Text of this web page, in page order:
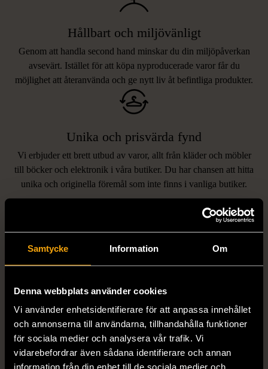
Samtycke Information Om
Denna webbplats använder cookies
Vi använder enhetsidentifierare för att anpassa innehållet
och annonserna till användarna, tillhandahålla funktioner
för sociala medier och analysera vår trafik. Vi
vidarebefordrar även sådana identifierare och annan
information från din enhet till de sociala medier och
Hållbart och miljövänligt
Genom att handla second hand minskar du din miljöpåverkan
avsevärt. Istället för att köpa nyproducerade varor får du
möjlighet att återanvända och ge nytt liv åt befintliga produkter.
Unika och prisvärda fynd
Vi erbjuder ett brett utbud av varor, allt från kläder och möbler
till böcker och elektronik i våra butiker. Du har chansen att hitta
unika och originella föremål som inte finns i vanliga butiker.
LIKNANDE PRODUKTER
Hitta produkter som påminner om denna
Edblad - Glow - Armband